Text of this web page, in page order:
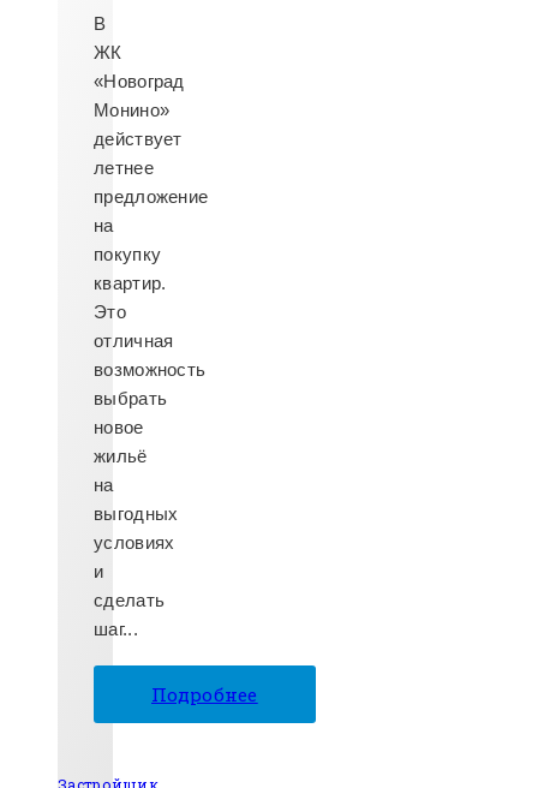
В
ЖК
«Новоград
Монино»
действует
летнее
предложение
на
покупку
квартир.
Это
отличная
возможность
выбрать
новое
жильё
на
выгодных
условиях
и
сделать
шаг...
Подробнее